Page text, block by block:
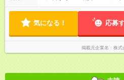
して短時間」など希望に合わ
気になる！ 応募
掲載元企業名 株式